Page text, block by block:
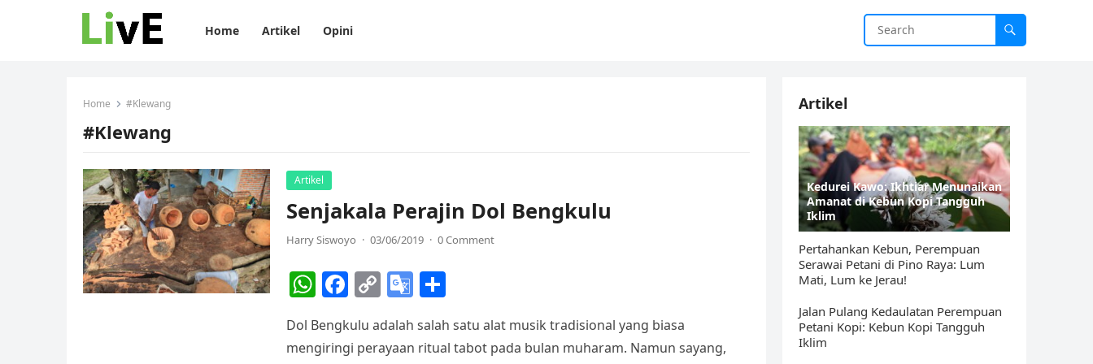
Home Artikel Opini
Home #Klewang
#Klewang
Artikel
Senjakala Perajin Dol Bengkulu
Harry Siswoyo · 03/06/2019 · 0 Comment
W
at
F
c
C
p
G
o ar
Dol Bengkulu adalah salah satu alat musik tradisional yang biasa
mengiringi perayaan ritual tabot pada bulan muharam. Namun sayang,
Artikel
Kedurei Kawo: Ikhtiar Menunaikan
Amanat di Kebun Kopi Tangguh
Iklim
Pertahankan Kebun, Perempuan
Serawai Petani di Pino Raya: Lum
Mati, Lum ke Jerau!
Jalan Pulang Kedaulatan Perempuan
Petani Kopi: Kebun Kopi Tangguh
Iklim